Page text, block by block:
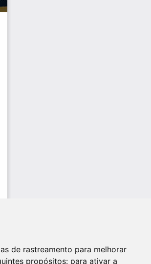
de rastreamento para melhorar
propósitos: para ativar a